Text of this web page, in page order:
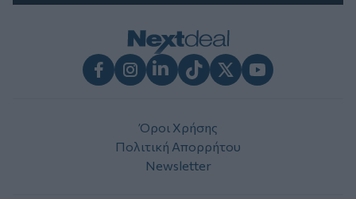
Όροι Χρήσης
Πολιτική Απορρήτου
Newsletter